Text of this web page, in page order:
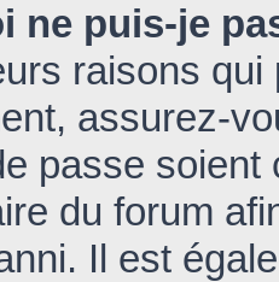
ne puis-je
raisons
assurez-
passe soient
du forum
Il est